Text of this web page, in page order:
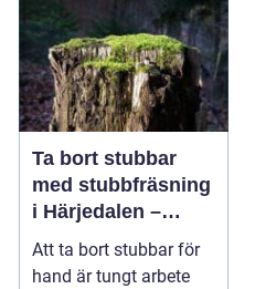
Ta bort stubbar
med stubbfräsning
i Härjedalen –
skonsamt och
effektivt
Att ta bort stubbar för
hand är tungt arbete